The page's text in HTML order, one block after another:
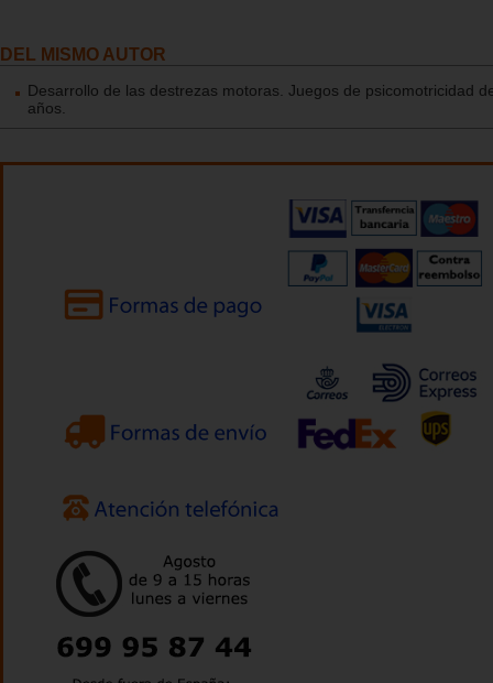
DEL MISMO AUTOR
Desarrollo de las destrezas motoras. Juegos de psicomotricidad
años.